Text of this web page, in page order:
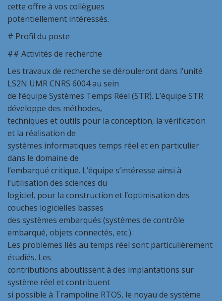
cette offre à vos collègues
potentiellement intéressés.
# Profil du poste
## Activités de recherche
Les travaux de recherche se dérouleront dans l’unité
LS2N UMR CNRS 6004 au sein
de l’équipe Systèmes Temps Réel (STR)́. L’équipe STR
développe des méthodes,
techniques et outils pour la conception, la vérification
et la réalisation de
systèmes informatiques temps réel et en particulier
dans le domaine de
l’embarqué critique. L’équipe s’intéresse ainsi à
l’utilisation des sciences du
logiciel, pour la construction et l’optimisation des
couches logicielles basses
des systèmes embarqués (systèmes de contrôle
embarqué, objets connectés, etc.).
Les problèmes liés au temps réel sont particulièrement
étudiés. Les
contributions aboutissent à des implantations sur
système réel et contribuent
si possible à Trampoline RTOS, le noyau de système